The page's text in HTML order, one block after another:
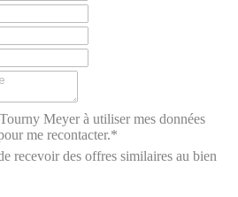
Meyer à utiliser mes données
me recontacter.*
recevoir des offres similaires au bien